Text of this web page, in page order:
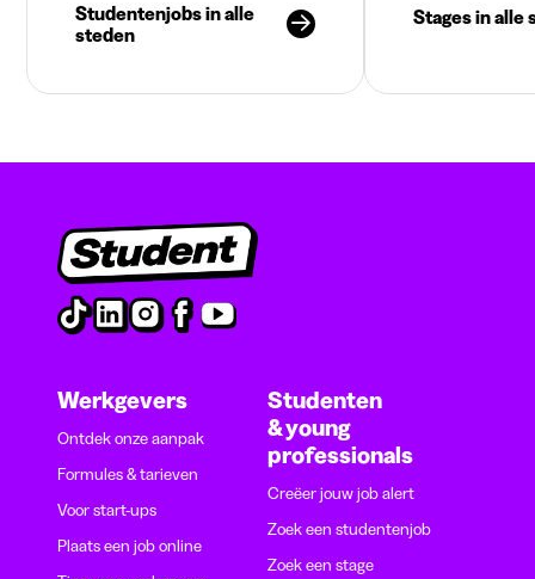
Studentenjobs in alle
steden
Stages in alle
Werkgevers
Ontdek onze aanpak
Formules & tarieven
Voor start-ups
Plaats een job online
Studenten
& young
professionals
Creëer jouw job alert
Zoek een studentenjob
Zoek een stage